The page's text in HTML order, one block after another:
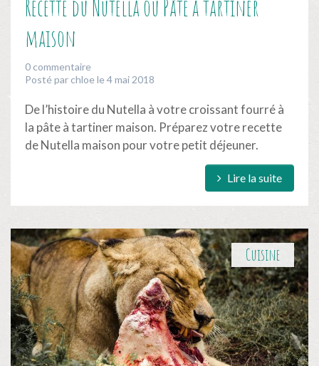
Recette du Nutella ou Pâte à tartiner
maison
0 commentaire
Posté par chloe le 4 mai 2018
De l’histoire du Nutella à votre croissant fourré à
la pâte à tartiner maison. Préparez votre recette
de Nutella maison pour votre petit déjeuner.
Lire la suite
Cuisine